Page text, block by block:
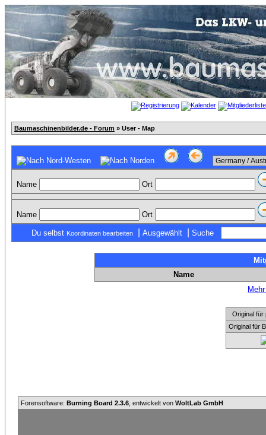
Baumaschinenbilder.de - Forum » User - Map
Name Ort
Name Ort
Du selbst Koordinaten bearbeiten Ausgewählt Suche
Name
Original für
Original für
Forensoftware: Burning Board 2.3.6 , entwickelt von WoltLab GmbH